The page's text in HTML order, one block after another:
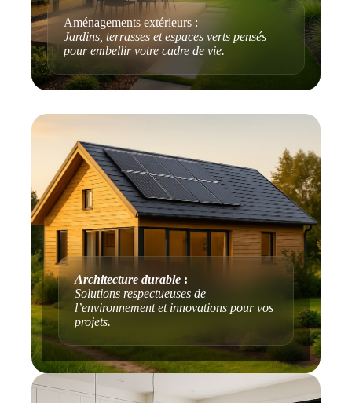
Aménagements extérieurs :
Jardins, terrasses et espaces verts pensés
pour embellir votre cadre de vie.
Architecture durable:
Solutions respectueuses de
l’environnement et innovations pour vos
projets.